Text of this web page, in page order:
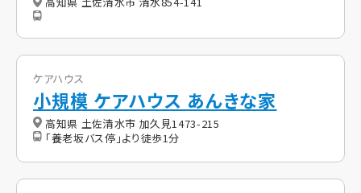
ケアハウス
小規模 ケアハウス あんきな家
高知県 土佐清水市 加久見1473-215
「養老坂バス停」より徒歩1分